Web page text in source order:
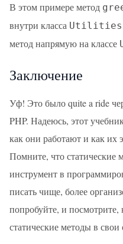
В этом примере метод
внутри класса Utilities
метод напрямую на классе
Заключение
Уф! Это было quite a ride
PHP. Надеюсь, этот
как они работают и как их
Помните, что
инструмент в
писать чище, более
попробуйте, и
статические методы в